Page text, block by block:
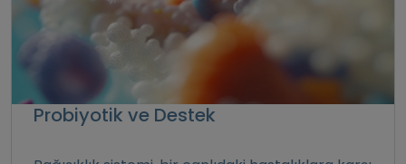
Probiyotik ve Destek